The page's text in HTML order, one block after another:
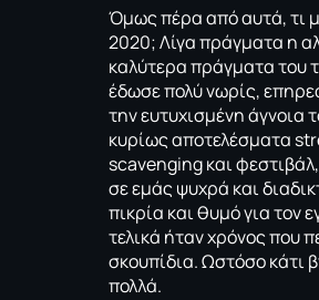
Όμως πέρα από αυτά, τι
2020; Λίγα πράγματα η
καλύτερα πράγματα του
έδωσε πολύ νωρίς,
την ευτυχισμένη άγνοια
κυρίως αποτελέσματα
scavenging και
σε εμάς ψυχρά και
πικρία και θυμό για τον
τελικά ήταν χρόνος που
σκουπίδια. Ωστόσο κάτι
πολλά.